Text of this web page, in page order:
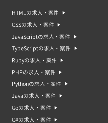
ます。また、専門的な知識やスキル
未経験でも急募の案件・求人に応
は、早急に業務を担当することが求
者でも即戦力として活躍できる可能
する前には、業務内容や必要なスキ
トをしっかりアピールすることが重
前に求人票や企業の採用ページを確
とが大切です。<
HTMLの求人・案件
CSSの求人・案件
JavaScriptの求人・案件
TypeScriptの求人・案件
Rubyの求人・案件
PHPの求人・案件
Pythonの求人・案件
Javaの求人・案件
Goの求人・案件
C#の求人・案件